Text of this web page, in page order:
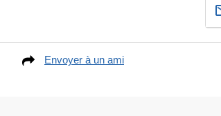
Envoyer à un ami